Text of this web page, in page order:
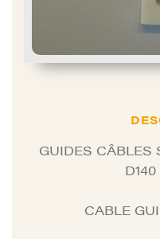
GUIDES CÂBLES
CABLE